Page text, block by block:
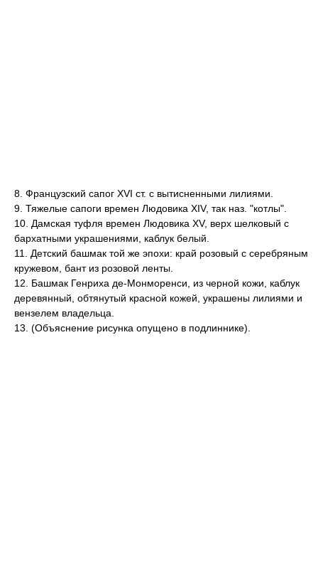
8. Французский сапог XVI ст. с вытисненными лилиями.
9. Тяжелые сапоги времен Людовика XIV, так наз. "котлы".
10. Дамская туфля времен Людовика XV, верх шелковый с
бархатными украшениями, каблук белый.
11. Детский башмак той же эпохи: край розовый с серебряным
кружевом, бант из розовой ленты.
12. Башмак Генриха де-Монморенси, из черной кожи, каблук
деревянный, обтянутый красной кожей, украшены лилиями и
вензелем владельца.
13. (Объяснение рисунка опущено в подлиннике).